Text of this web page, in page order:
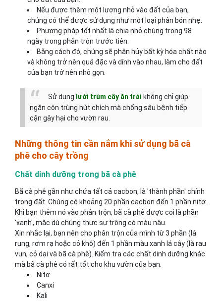
Nếu được thêm một lượng nhỏ vào đất của bạn,
chúng có thể được sử dụng như một loại phân bón nhẹ.
Phương pháp tốt nhất là chia nhỏ chúng trong 98
ngày trong phân trộn trước tiên.
Bằng cách đó, chúng sẽ phân hủy bất kỳ hóa chất nào
và không trở nên quá đặc và dính vào nhau, làm cho đất
của bạn trở nên nhỏ gọn.
Sử dụng lưới trùm cây ăn trái không chỉ giúp
ngăn côn trùng hút chích mà chống sâu bệnh tiếp
cận gây hại cho vườn rau.
Những thông tin cần nắm khi sử dụng bã cà
phê cho cây trồng
Chất dinh dưỡng trong bã cà phê
Bã cà phê gần như chứa tất cả cacbon, là 'thành phần' chính
trong đất. Chúng có khoảng 20 phần cacbon đến 1 phần nitơ.
Khi bạn thêm nó vào phân trộn, bã cà phê được coi là phần
'xanh', mặc dù chúng thực sự trông có màu nâu.
Xin nhắc lại, bạn nên cho phân trộn của mình từ 3 phần (lá
rụng, rơm rạ hoặc cỏ khô) đến 1 phần màu xanh lá cây (là rau
vụn, cỏ dại và bã cà phê). Kiểm tra các chất dinh dưỡng khác
mà bã cà phê có rất tốt cho khu vườn của bạn.
Nitơ
Canxi
Kali